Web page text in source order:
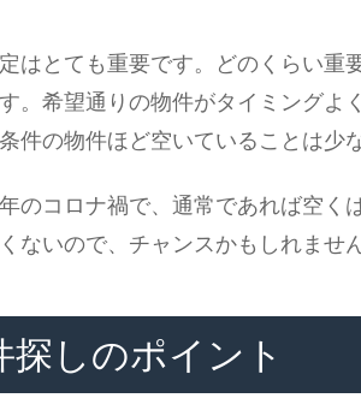
はとても重要です。どのくらい重
。希望通りの物件がタイミングよ
件の物件ほど空いていることは少
のコロナ禍で、通常であれば空く
ないので、チャンスかもしれません
探しのポイント